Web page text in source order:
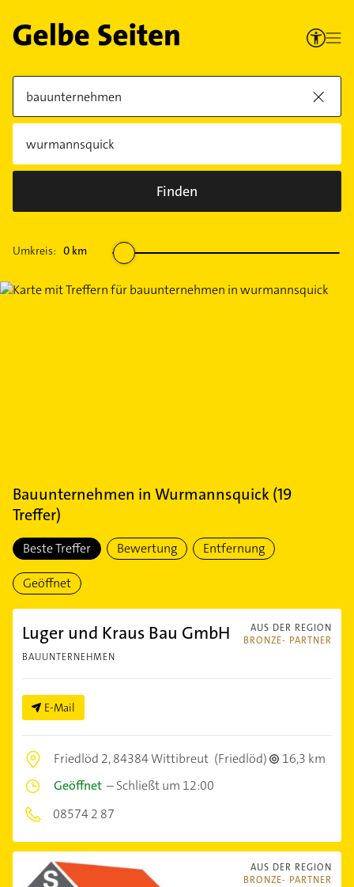
Finden
Umkreis: 0 km
Bauunternehmen in Wurmannsquick(19
Treffer)
Beste Treffer Bewertung Entfernung
Geöffnet
AUS DER REGION
BRONZE- PARTNER
Luger und Kraus Bau GmbH
BAUUNTERNEHMEN
E-Mail
Friedlöd 2,84384 Wittibreut (Friedlöd)
16,3 km
Geöffnet –Schließt um 12:00
08574 2 87
AUS DER REGION
BRONZE- PARTNER